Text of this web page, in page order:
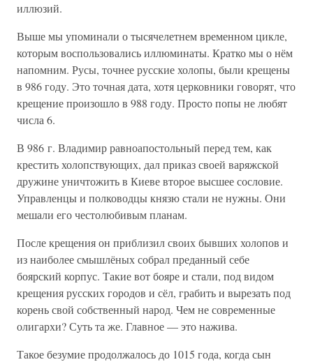
иллюзий.
Выше мы упоминали о тысячелетнем временном цикле,
которым воспользовались иллюминаты. Кратко мы о нём
напомним. Русы, точнее русские холопы, были крещены
в 986 году. Это точная дата, хотя церковники говорят, что
крещение произошло в 988 году. Просто попы не любят
числа 6.
В 986 г. Владимир равноапостольный перед тем, как
крестить холопствующих, дал приказ своей варяжской
дружине уничтожить в Киеве второе высшее сословие.
Управленцы и полководцы князю стали не нужны. Они
мешали его честолюбивым планам.
После крещения он приблизил своих бывших холопов и
из наиболее смышлёных собрал преданный себе
боярский корпус. Такие вот бояре и стали, под видом
крещения русских городов и сёл, грабить и вырезать под
корень свой собственный народ. Чем не современные
олигархи? Суть та же. Главное — это нажива.
Такое безумие продолжалось до 1015 года, когда сын